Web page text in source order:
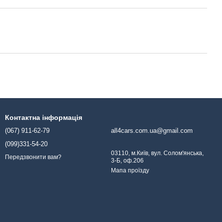
Контактна інформація
(067) 911-62-79
(099)331-54-20
Передзвонити вам?
all4cars.com.ua@gmail.com
03110, м.Київ, вул. Солом'янська,
3-Б, оф.206
Мапа проїзду